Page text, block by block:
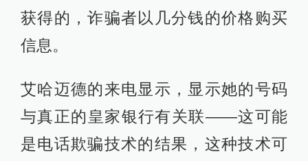
获得的，诈骗者以几分钱的价格购买
信息。
艾哈迈德的来电显示，显示她的号码
与真正的皇家银行有关联——这可能
是电话欺骗技术的结果，这种技术可